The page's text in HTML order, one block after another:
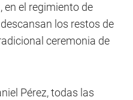
en el regimiento de
los restos de
ceremonia de
Pérez, todas las